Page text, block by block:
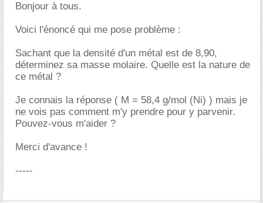
Bonjour à tous.
Voici l'énoncé qui me pose problème :
Sachant que la densité d'un métal est de 8,90,
déterminez sa masse molaire. Quelle est la nature de
ce métal ?
Je connais la réponse ( M = 58,4 g/mol (Ni) ) mais je
ne vois pas comment m'y prendre pour y parvenir.
Pouvez-vous m'aider ?
Merci d'avance !
-----